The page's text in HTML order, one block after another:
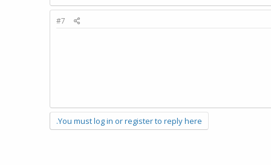
#7
You must log in or register to reply here.